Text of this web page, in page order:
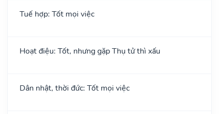
Tuế hợp: Tốt mọi việc
Hoạt điệu: Tốt, nhưng gặp Thụ tử thì xấu
Dân nhật, thời đức: Tốt mọi việc